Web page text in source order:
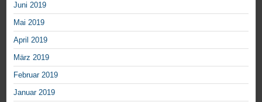
Juni 2019
Mai 2019
April 2019
März 2019
Februar 2019
Januar 2019